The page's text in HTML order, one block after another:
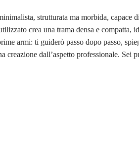
strutturata ma morbida, capace
crea una trama densa e compatta,
armi: ti guiderò passo dopo passo,
creazione dall’aspetto professionale. Sei